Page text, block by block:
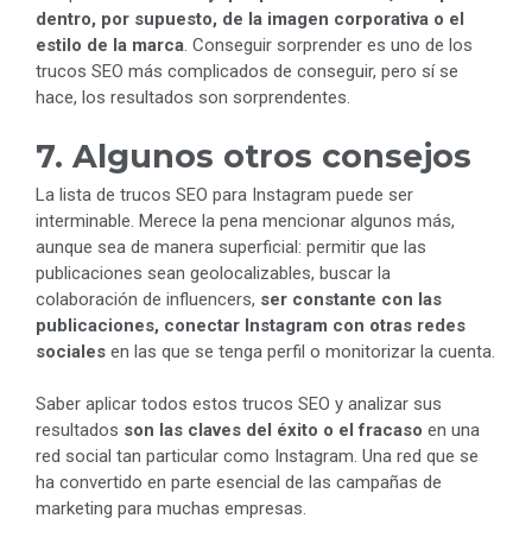
dentro, por supuesto, de la imagen corporativa o el
estilo de la marca. Conseguir sorprender es uno de los
trucos SEO más complicados de conseguir, pero sí se
hace, los resultados son sorprendentes.
7. Algunos otros consejos
La lista de trucos SEO para Instagram puede ser
interminable. Merece la pena mencionar algunos más,
aunque sea de manera superficial: permitir que las
publicaciones sean geolocalizables, buscar la
colaboración de influencers, ser constante con las
publicaciones, conectar Instagram con otras redes
sociales en las que se tenga perfil o monitorizar la cuenta.
Saber aplicar todos estos trucos SEO y analizar sus
resultados son las claves del éxito o el fracaso en una
red social tan particular como Instagram. Una red que se
ha convertido en parte esencial de las campañas de
marketing para muchas empresas.